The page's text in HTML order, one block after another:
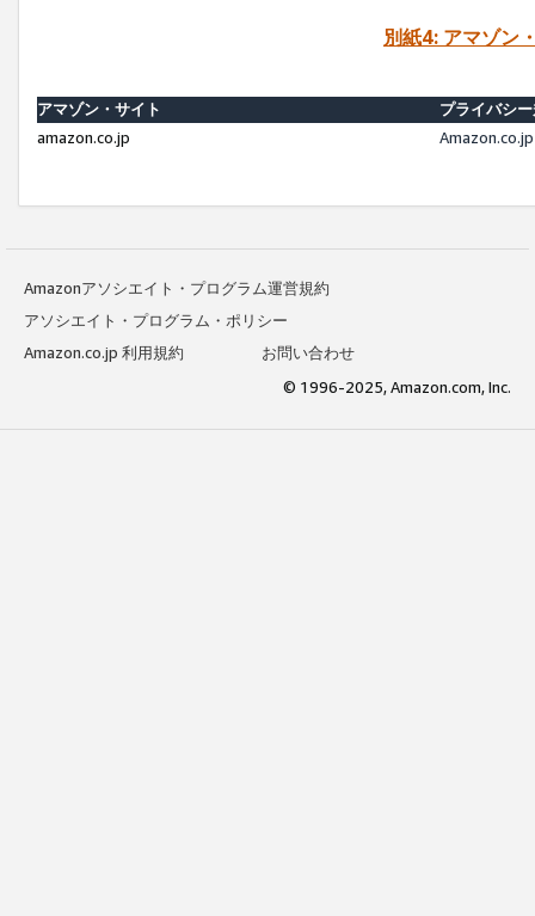
別紙4: アマゾン
アマゾン・サイト
プライバシ
amazon.co.jp
Amazonアソシエイト・プログラム運営規約
アソシエイト・プログラム・ポリシー
Amazon.co.jp 利用規約
お問い合わせ
© 1996-2025, Amazon.com, Inc.